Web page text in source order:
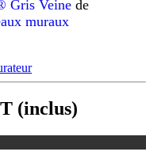
Gris Veine de
muraux
(inclus)